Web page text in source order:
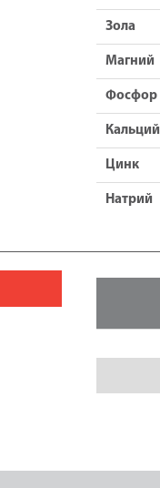
Зола
Магний
Фосфор
Кальций
Цинк
Натрий